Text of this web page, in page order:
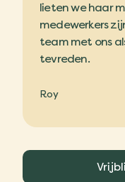
lieten we haar
medewerkers
team met ons
tevreden.
Roy